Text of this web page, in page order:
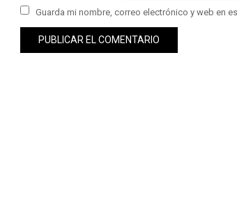
Guarda mi nombre, correo electrónico y web en